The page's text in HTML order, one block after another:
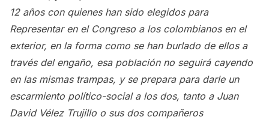
12 años con quienes han sido elegidos para
Representar en el Congreso a los colombianos en el
exterior, en la forma como se han burlado de ellos a
través del engaño, esa población no seguirá cayendo
en las mismas trampas, y se prepara para darle un
escarmiento político-social a los dos, tanto a Juan
David Vélez Trujillo o sus dos compañeros